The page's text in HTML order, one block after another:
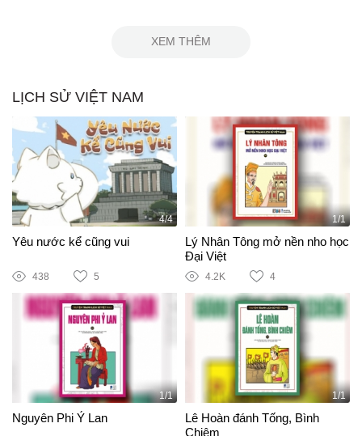
XEM THÊM
LỊCH SỬ VIỆT NAM
4/4
Yêu nước kể cũng vui
438 5
1/1
Lý Nhân Tông mở nền nho học
Đại Việt
4.2K 4
1/1
Nguyên Phi Ỷ Lan
1/1
Lê Hoàn đánh Tống, Bình
Chiêm